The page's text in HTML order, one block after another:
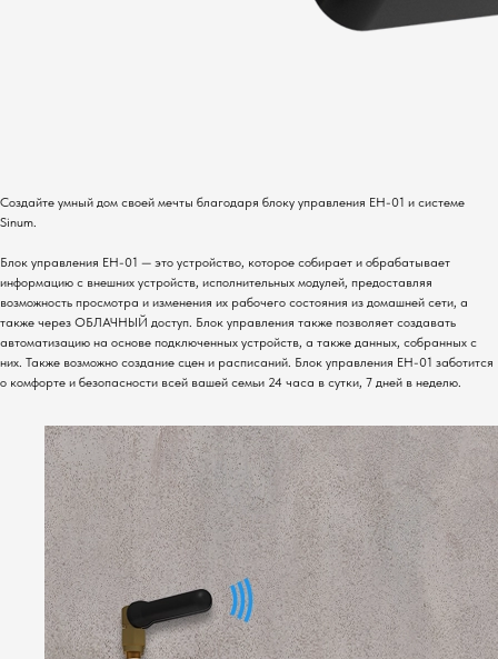
Создайте умный дом своей мечты благодаря блоку управления EH-01 и системе
Sinum.
Блок управления EH-01 — это устройство, которое собирает и обрабатывает
информацию с внешних устройств, исполнительных модулей, предоставляя
возможность просмотра и изменения их рабочего состояния из домашней сети, а
также через ОБЛАЧНЫЙ доступ. Блок управления также позволяет создавать
автоматизацию на основе подключенных устройств, а также данных, собранных с
них. Также возможно создание сцен и расписаний. Блок управления EH-01 заботится
о комфорте и безопасности всей вашей семьи 24 часа в сутки, 7 дней в неделю.